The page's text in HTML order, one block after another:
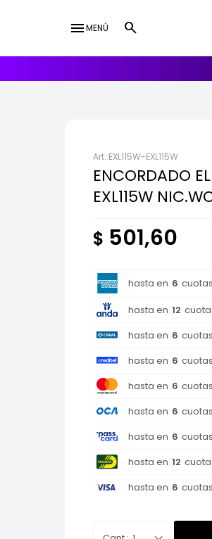
menuMENÚ
EXL115W-EXL115W
ENCORDADO
EXL115W
$ 501,60
hasta en 6
hasta en 12
hasta en 6
hasta en 6
hasta en 6
hasta en 6
hasta en 6
hasta en 12
hasta en 6